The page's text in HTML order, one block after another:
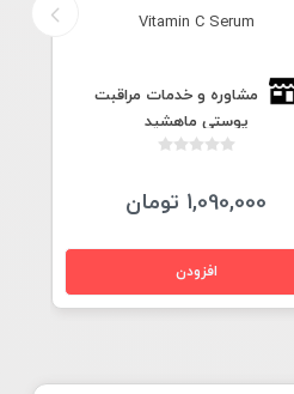
Vitamin C Serum
مشاوره و خدمات مراقبت
پوستی ماهشید
1,090,000 تومان